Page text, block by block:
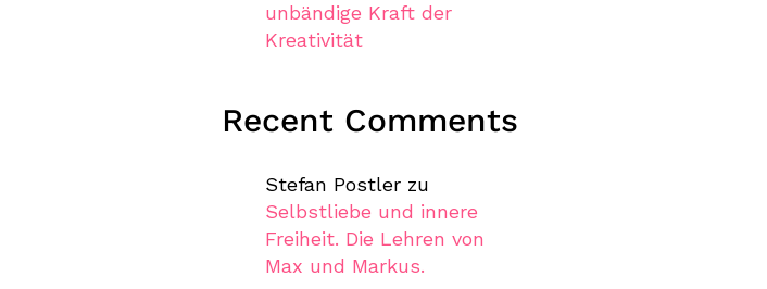
unbändige Kraft der
Kreativität
Recent Comments
Stefan Postler zu
Selbstliebe und innere
Freiheit. Die Lehren von
Max und Markus.